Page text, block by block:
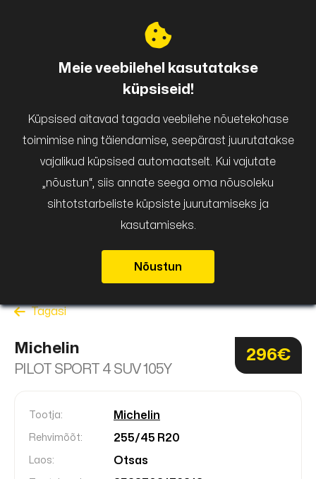
Tagasi
Michelin
PILOT SPORT 4 SUV 105Y
296€
Tootja: Michelin
Rehvimõõt: 255/45 R20
Laos: Otsas
Meie veebilehel kasutatakse
küpsiseid!
Küpsised aitavad tagada veebilehe nõuetekohase
toimimise ning täiendamise, seepärast juurutatakse
vajalikud küpsised automaatselt. Kui vajutate
„nõustun“, siis annate seega oma nõusoleku
sihtotstarbeliste küpsiste juurutamiseks ja
kasutamiseks.
Nõustun